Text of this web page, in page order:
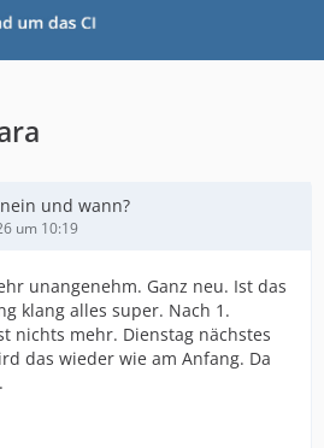
und wann?
um 10:19
unangenehm. Ganz neu. Ist das
klang alles super. Nach 1.
nichts mehr. Dienstag nächstes
das wieder wie am Anfang. Da